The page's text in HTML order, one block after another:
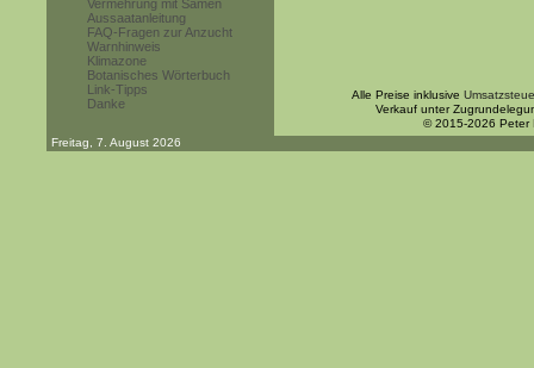
Vermehrung mit Samen
Aussaatanleitung
FAQ-Fragen zur Anzucht
Warnhinweis
Klimazone
Botanisches Wörterbuch
Link-Tipps
Danke
Alle Preise inklusive
Verkauf unter
© 2015-2026 Peter
Freitag, 7. August 2026